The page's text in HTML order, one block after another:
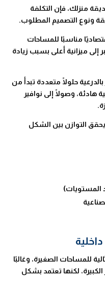
منزلك، فإن التكلفة
ونوع التصميم المطلوب.
مناسبًا للمساحات
إلى ميزانية أعلى بسبب زيادة
حلولًا متعددة تبدأ من
وصولًا إلى نوافير
التوازن بين الشكل
المستويات)
للمساحات الصغيرة، وغالبًا
الكبيرة، لكنها تعتمد بشكل